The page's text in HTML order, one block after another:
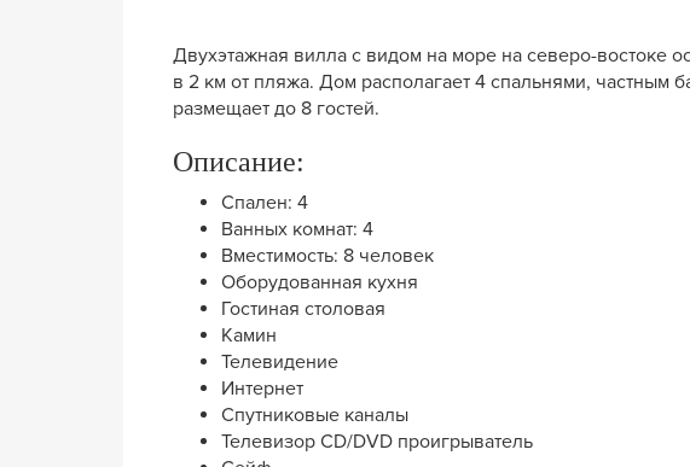
Двухэтажная вилла с видом на море на северо-востоке
в 2 км от пляжа. Дом располагает 4 спальнями, частным
размещает до 8 гостей.
Описание:
Спален: 4
Ванных комнат: 4
Вместимость: 8 человек
Оборудованная кухня
Гостиная столовая
Камин
Телевидение
Интернет
Спутниковые каналы
Телевизор CD/DVD проигрыватель